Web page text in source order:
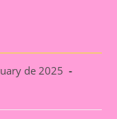
de 2025